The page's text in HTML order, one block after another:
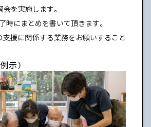
を実施します。
時にまとめを書いて頂きます。
支援に関係する業務をお願いすること
示）